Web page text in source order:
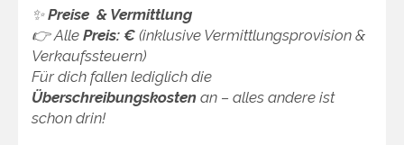
✨Preise & Vermittlung
👉 Alle Preis: € (inklusive Vermittlungsprovision &
Verkaufssteuern)
Für dich fallen lediglich die
Überschreibungskosten an – alles andere ist
schon drin!